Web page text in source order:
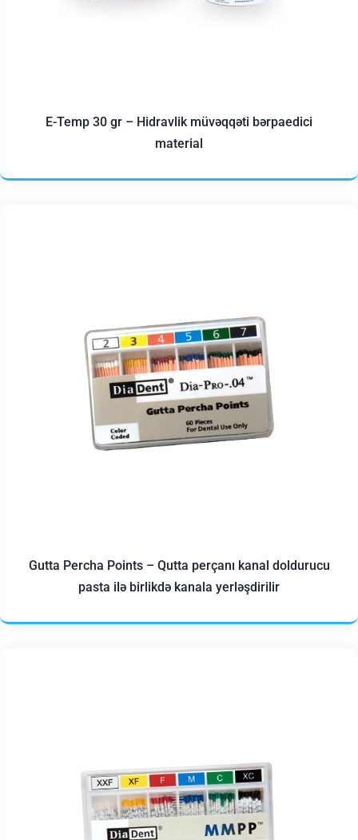
E-Temp 30 gr – Hidravlik müvəqqəti bərpaedici
material
Gutta Percha Points – Qutta perçanı kanal doldurucu
pasta ilə birlikdə kanala yerləşdirilir